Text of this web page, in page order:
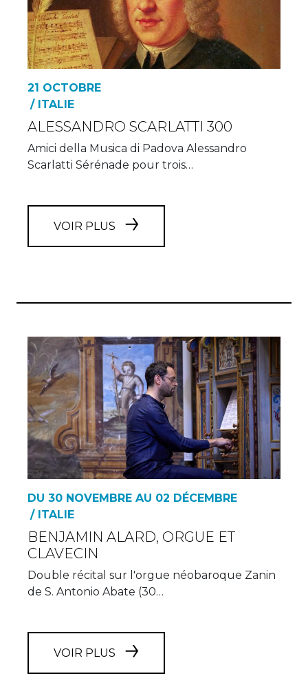
21 OCTOBRE
/ ITALIE
ALESSANDRO SCARLATTI 300
Amici della Musica di Padova Alessandro
Scarlatti Sérénade pour trois…
VOIR PLUS
DU 30 NOVEMBRE AU 02 DÉCEMBRE
/ ITALIE
BENJAMIN ALARD, ORGUE ET
CLAVECIN
Double récital sur l'orgue néobaroque Zanin
de S. Antonio Abate (30…
VOIR PLUS